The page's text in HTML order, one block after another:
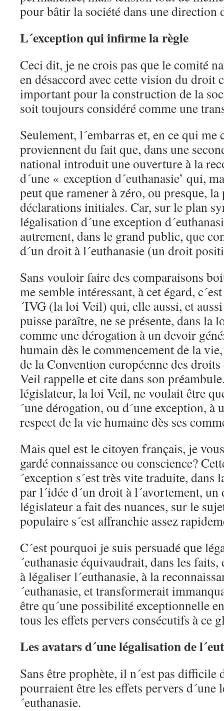
pour bâtir la société dans une direction
L´exception qui infirme la règle
Ceci dit, je ne crois pas que le comité
en désaccord avec cette vision du droit
important pour la construction de la
soit toujours considéré comme une
Seulement, l´embarras et, en ce qui me
proviennent du fait que, dans une
national introduit une ouverture à la
d´une « exception d´euthanasie’ qui,
peut que ramener à zéro, ou presque, la
déclarations initiales. Car, sur le plan
légalisation d´une exception
autrement, dans le grand public, que
d´un droit à l´euthanasie (un droit
Sans vouloir faire des comparaisons
me semble intéressant, à cet égard,
´IVG (la loi Veil) qui, elle aussi, et
puisse paraître, ne se présente, dans la
comme une dérogation à un devoir
humain dès le commencement de la
de la Convention européenne des
Veil rappelle et cite dans son
législateur, la loi Veil, ne voulait être
´une dérogation, ou d´une exception, à
respect de la vie humaine dès ses
Mais quel est le citoyen français, je
gardé connaissance ou conscience?
´exception s´est très vite traduite, dans
par l´idée d´un droit à l´avortement,
législateur a fait des nuances, sur le
populaire s´est affranchie assez
C´est pourquoi je suis persuadé que
´euthanasie équivaudrait, dans les
à légaliser l´euthanasie, à la
´euthanasie, et transformerait
être qu´une possibilité exceptionnelle
tous les effets pervers consécutifs à ce
Les avatars d´une légalisation de
Sans être prophète, il n´est pas difficile
pourraient être les effets pervers d´une
´euthanasie.